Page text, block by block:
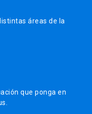
áreas de la
que ponga en